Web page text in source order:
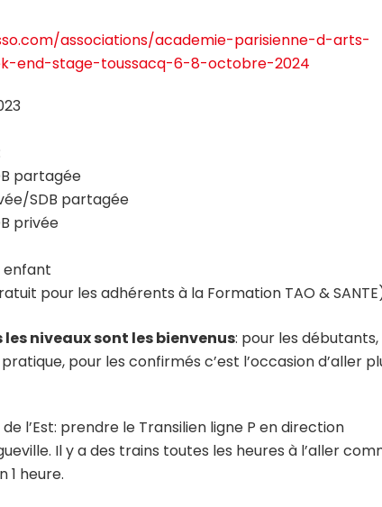
associations/academie-parisienne-d-arts-
end-stage-toussacq-6-8-octobre-2024
partagée
SDB partagée
privée
enfant
pour les adhérents à la Formation TAO &
les niveaux sont les bienvenus: pour les débutants,
pour les confirmés c’est l’occasion d’aller
l’Est: prendre le Transilien ligne P en direction
Il y a des trains toutes les heures à l’aller
1 heure.